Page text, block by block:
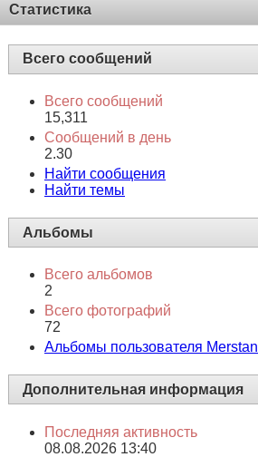
Статистика
Всего сообщений
Всего сообщений
15,311
Сообщений в день
2.30
Найти сообщения
Найти темы
Альбомы
Всего альбомов
2
Всего фотографий
72
Альбомы пользователя Merstan
Дополнительная информация
Последняя активность
08.08.2026 13:40